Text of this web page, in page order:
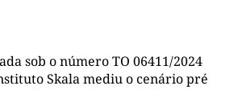
sob o número TO 06411/2024
Skala mediu o cenário pré